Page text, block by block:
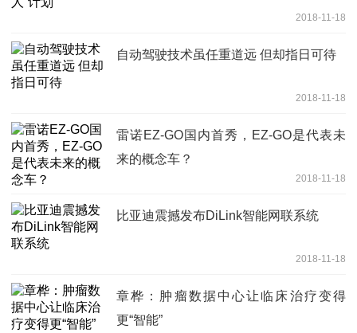
2018-11-18
自动驾驶技术虽任重道远 但却指日可待
2018-11-18
雷诺EZ-GO国内首秀，EZ-GO是代表未
来的概念车？
2018-11-18
比亚迪震撼发布DiLink智能网联系统
2018-11-18
章桦：肿瘤数据中心让临床治疗变得
更“智能”